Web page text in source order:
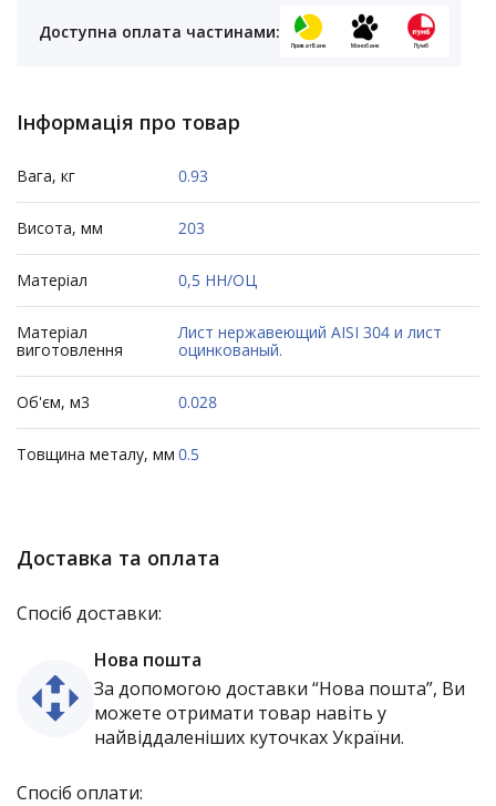
Доступна оплата частинами:
ПриватБанк Монобанк Пумб
Інформація про товар
Вага, кг 0.93
Висота, мм 203
Матеріал 0,5 НН/ОЦ
Матеріал
виготовлення
Лист нержавеющий AISI 304 и лист
оцинкованый.
Об'єм, м3 0.028
Товщина металу, мм 0.5
Доставка та оплата
Спосіб доставки:
Нова пошта
За допомогою доставки “Нова пошта”, Ви
можете отримати товар навіть у
найвіддаленіших куточках України.
Спосіб оплати: